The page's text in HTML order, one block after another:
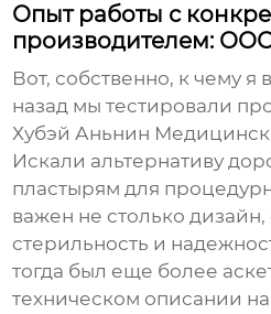
Опыт работы с
производителем:
Вот, собственно, к чему я
назад мы тестировали
Хубэй Аньнин
Искали альтернативу
пластырям для
важен не столько дизайн,
стерильность и
тогда был еще более
техническом описании на